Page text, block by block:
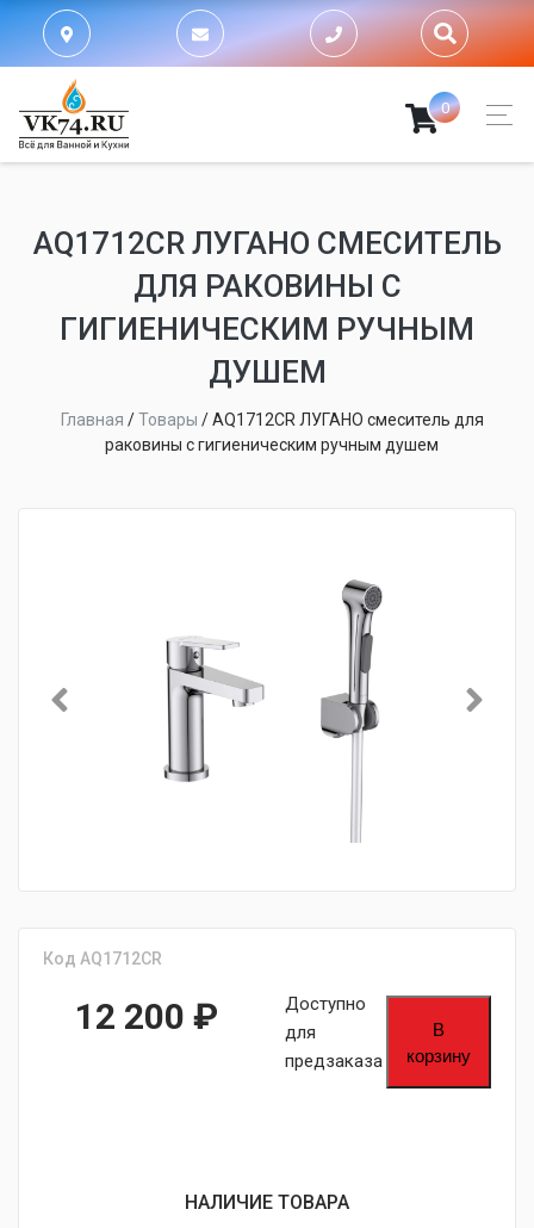
0
AQ1712CR ЛУГАНО СМЕСИТЕЛЬ
ДЛЯ РАКОВИНЫ С
ГИГИЕНИЧЕСКИМ РУЧНЫМ
ДУШЕМ
Главная /Товары /AQ1712CR ЛУГАНО смеситель для
раковины с гигиеническим ручным душем
Код AQ1712CR
12 200 ₽
Доступно
для
предзаказа
В
корзину
НАЛИЧИЕ ТОВАРА